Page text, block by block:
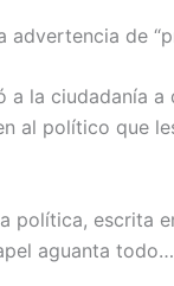
de
la ciudadanía
al político que
política, escrita
aguanta